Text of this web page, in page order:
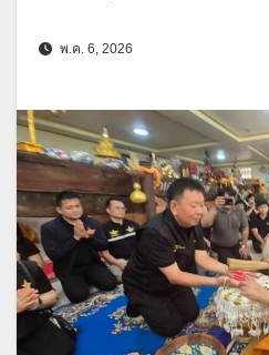
พ.ค. 6, 2026